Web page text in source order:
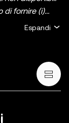
di fornire (i)
finanziaria,
e gli
se il trading
Espandi